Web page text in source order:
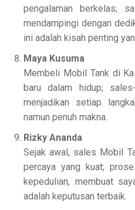
pengalaman berkelas;
mendampingi dengan
ini adalah kisah penting
Maya Kusuma
Membeli Mobil Tank di
baru dalam hidup;
menjadikan setiap
namun penuh makna.
Rizky Ananda
Sejak awal, sales Mobil
percaya yang kuat;
kepedulian, membuat
adalah keputusan terbaik.